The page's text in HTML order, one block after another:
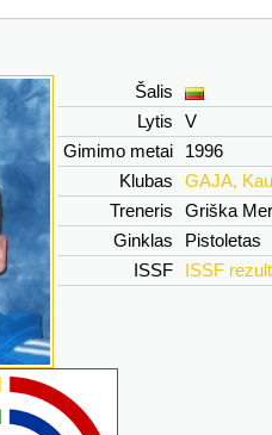
Šalis
Lytis
V
Gimimo metai
1996
Klubas
GAJA,
Treneris
Griška
Ginklas
Pistoletas
ISSF
ISSF